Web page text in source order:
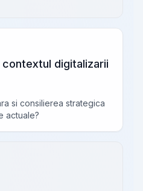
contextul digitalizarii
si consilierea strategica
actuale?